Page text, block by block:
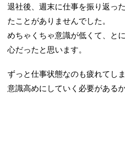
退社後、週末に仕事を振り返っ
たことがありませんでした。
めちゃくちゃ意識が低くて、と
心だったと思います。
ずっと仕事状態なのも疲れてし
意識高めにしていく必要がある